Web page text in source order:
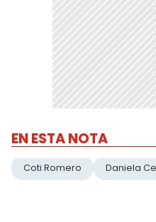
EN ESTA NOTA
Coti Romero Daniela